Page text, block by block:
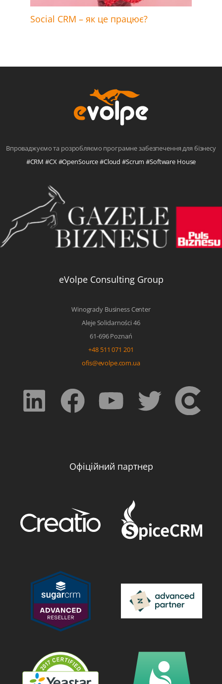
Social CRM – як це працює?
Впроваджуємо та розробляємо програмне забезпечення для бізнесу
#CRM #CX #OpenSource #Cloud #Scrum #Software House
eVolpe Consulting Group
Winogrady Business Center
Aleje Solidarności 46
61-696 Poznań
+48 511 071 201
ofis@evolpe.com.ua
Офіційний партнер